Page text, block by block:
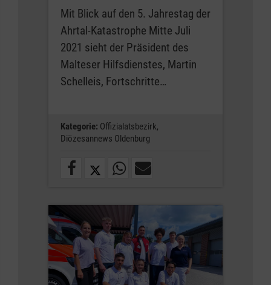
Mit Blick auf den 5. Jahrestag der
Ahrtal-Katastrophe Mitte Juli
2021 sieht der Präsident des
Malteser Hilfsdienstes, Martin
Schelleis, Fortschritte…
Kategorie: Offizialatsbezirk,
Diözesannews Oldenburg